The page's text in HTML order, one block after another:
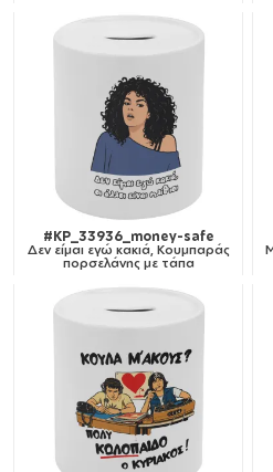
#KP_33936_money-safe
Δεν είμαι εγώ κακιά, Κουμπαράς
πορσελάνης με τάπα